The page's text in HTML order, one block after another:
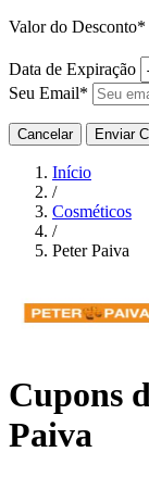
Valor do Desconto*
Data de Expiração
Seu Email*
Cancelar Enviar
Início
/
Cosméticos
/
Peter Paiva
Cupons
Paiva